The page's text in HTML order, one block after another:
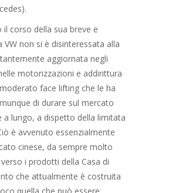
il corso della sua breve e
VW non si è disinteressata alla
aggiornata negli
motorizzazioni e addirittura
face lifting che le ha
di durare sul mercato
a lungo, a dispetto della limitata
è avvenuto essenzialmente
cinese, da sempre molto
i prodotti della Casa di
che attualmente è costruita